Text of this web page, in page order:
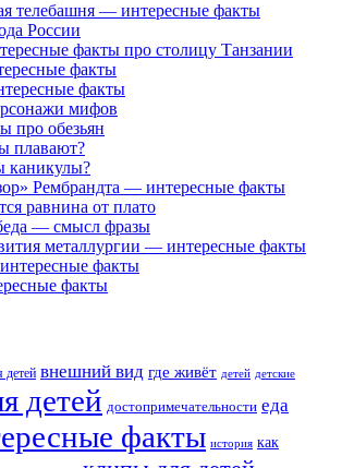
телебашня — интересные факты
России
факты про столицу Танзании
факты
факты
мифов
про обезьян
плавают?
каникулы?
Рембрандта — интересные факты
равнина от плато
— смысл фразы
металлургии — интересные факты
факты
факты
детей внешний вид где живёт детей детские
детей достопримечательности еда
факты история как